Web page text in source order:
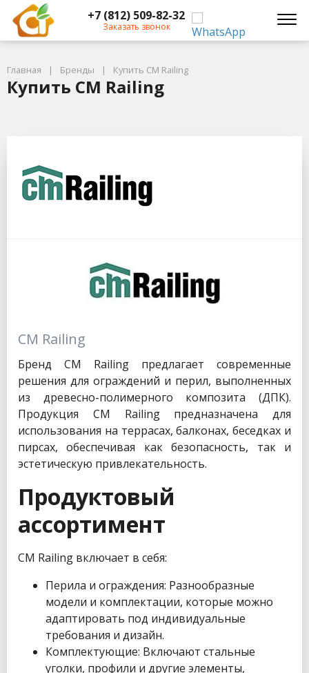
+7 (812) 509-82-32
Заказать звонок
Главная Бренды Купить CM Railing
Купить CM Railing
CM Railing
Бренд CM Railing предлагает современные
решения для ограждений и перил, выполненных
из древесно-полимерного композита (ДПК).
Продукция CM Railing предназначена для
использования на террасах, балконах, беседках и
пирсах, обеспечивая как безопасность, так и
эстетическую привлекательность.
Продуктовый
ассортимент
CM Railing включает в себя:
Перила и ограждения: Разнообразные
модели и комплектации, которые можно
адаптировать под индивидуальные
требования и дизайн.
Комплектующие: Включают стальные
уголки, профили и другие элементы,